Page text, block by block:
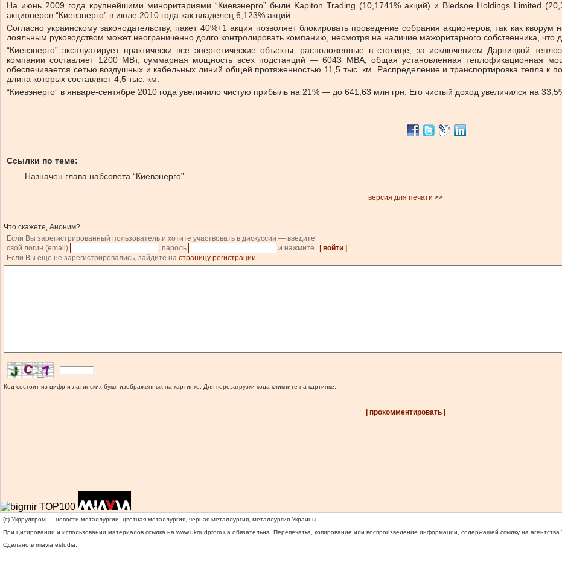
На июнь 2009 года крупнейшими миноритариями “Киевэнерго” были Kapiton Trading (10,1741% акций) и Bledsoe Holdings Limited
акционеров “Киевэнерго” в июле 2010 года как владелец 6,123% акций.
Согласно украинскому законодательству, пакет 40%+1 акция позволяет блокировать проведение собрания акционеров, так как
лояльным руководством может неограниченно долго контролировать компанию, несмотря на наличие мажоритарного собственника, что
“Киевэнерго” эксплуатирует практически все энергетические объекты, расположенные в столице, за исключением Дарницкой
компании составляет 1200 МВт, суммарная мощность всех подстанций — 6043 МВА, общая установленная теплофикационная
обеспечивается сетью воздушных и кабельных линий общей протяженностью 11,5 тыс. км. Распределение и транспортировка тепла к
длина которых составляет 4,5 тыс. км.
“Киевэнерго” в январе-сентябре 2010 года увеличило чистую прибыль на 21% — до 641,63 млн грн. Его чистый доход увеличился на
Ссылки по теме:
Назначен глава набсовета “Киевэнерго”
версия для печати >>
Что скажете, Аноним?
Если Вы зарегистрированный пользователь и хотите участвовать в дискуссии — введите
свой логин (email)
, пароль и нажмите | войти |
.
Если Вы еще не зарегистрировались, зайдите на страницу регистрации.
Код состоит из цифр и латинских букв, изображенных на картинке. Для перезагрузки кода кликните на картинке.
| прокомментировать |
(c) Укррудпром — новости металлургии: цветная металлургия, черная металлургия, металлургия Украины
При цитировании и использовании материалов ссылка на www.ukrrudprom.ua обязательна. Перепечатка, копирование или воспроизведение информации, содержащей ссылку на
Сделано в miavia estudia.